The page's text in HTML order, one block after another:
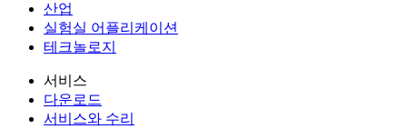
산업
실험실 어플리케이션
테크놀로지
서비스
다운로드
서비스와 수리